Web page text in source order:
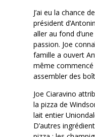
J’ai eu la chance
président
aller au fond
passion. Joe
famille a ouvert
même
assembler des
Joe Ciaravino
la pizza de
lait entier
D’autres